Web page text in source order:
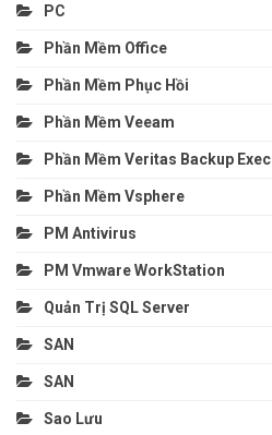
PC
Phần Mềm Office
Phần Mềm Phục Hồi
Phần Mềm Veeam
Phần Mềm Veritas Backup Exec
Phần Mềm Vsphere
PM Antivirus
PM Vmware WorkStation
Quản Trị SQL Server
SAN
SAN
Sao Lưu